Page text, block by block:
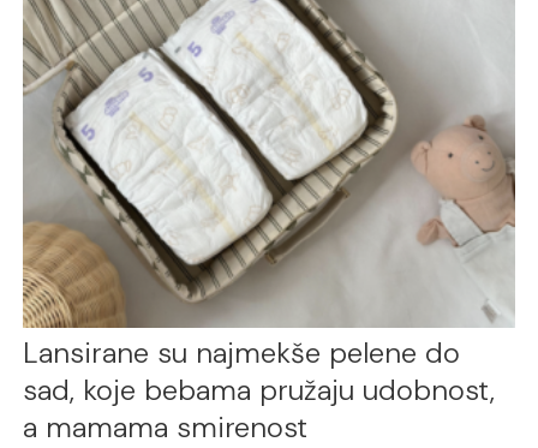
Lansirane su najmekše pelene do
sad, koje bebama pružaju udobnost,
a mamama smirenost